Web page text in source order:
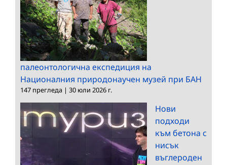
палеонтологична експедиция на
Националния природонаучен музей при БАН
147 прегледа | 30 юли 2026 г.
Нови
подходи
към бетона с
нисък
въглероден